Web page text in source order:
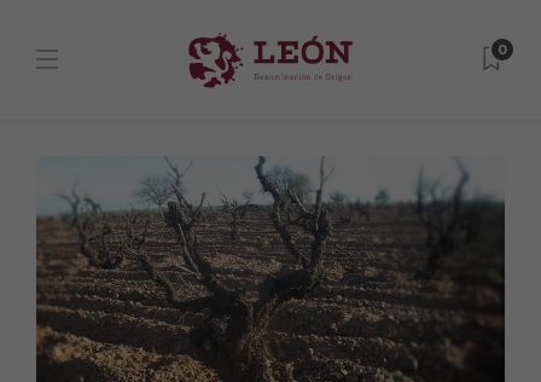
0